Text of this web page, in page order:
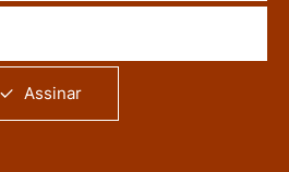
Assinar